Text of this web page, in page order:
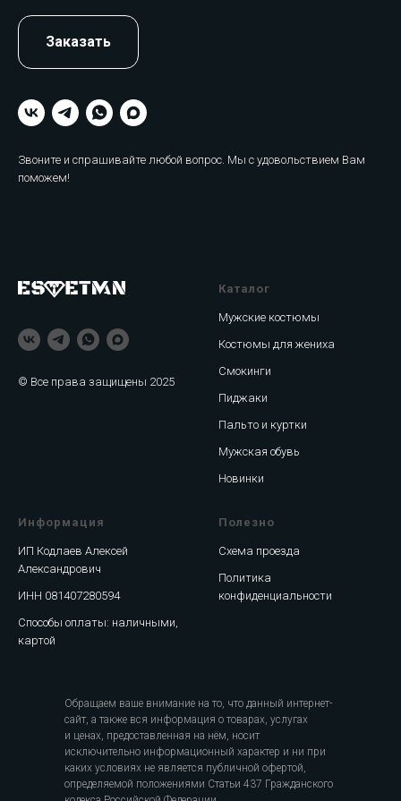
Заказать
Звоните и спрашивайте любой вопрос. Мы с удовольствием Вам
поможем!
© Все права защищены 2025
Каталог
Мужские костюмы
Костюмы для жениха
Смокинги
Пиджаки
Пальто и куртки
Мужская обувь
Новинки
Информация
ИП Кодлаев Алексей
Александрович
ИНН 081407280594
Способы оплаты: наличными,
картой
Полезно
Схема проезда
Политика
конфиденциальности
Обращаем ваше внимание на то, что данный интернет-
сайт, а также вся информация о товарах, услугах
и ценах, предоставленная на нём, носит
исключительно информационный характер и ни при
каких условиях не является публичной офертой,
определяемой положениями Статьи 437 Гражданского